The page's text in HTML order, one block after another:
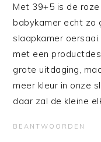
Met 39+5 is de
babykamer echt zo
slaapkamer
met een
grote uitdaging,
meer kleur in onze
daar zal de kleine
BEANTWOORDEN